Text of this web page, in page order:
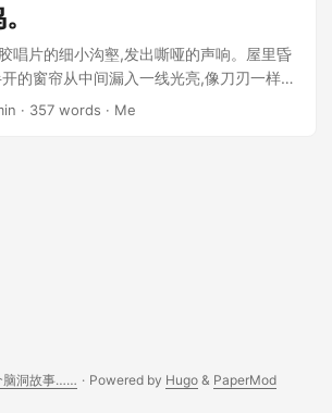
唱片的细小沟壑,发出嘶哑的声响。屋里昏
的窗帘从中间漏入一线光亮,像刀刃一样斜
静静地坐在那里,任由记忆的浪潮将他拍打
· 357 words · Me
脑洞故事…… · Powered by Hugo & PaperMod